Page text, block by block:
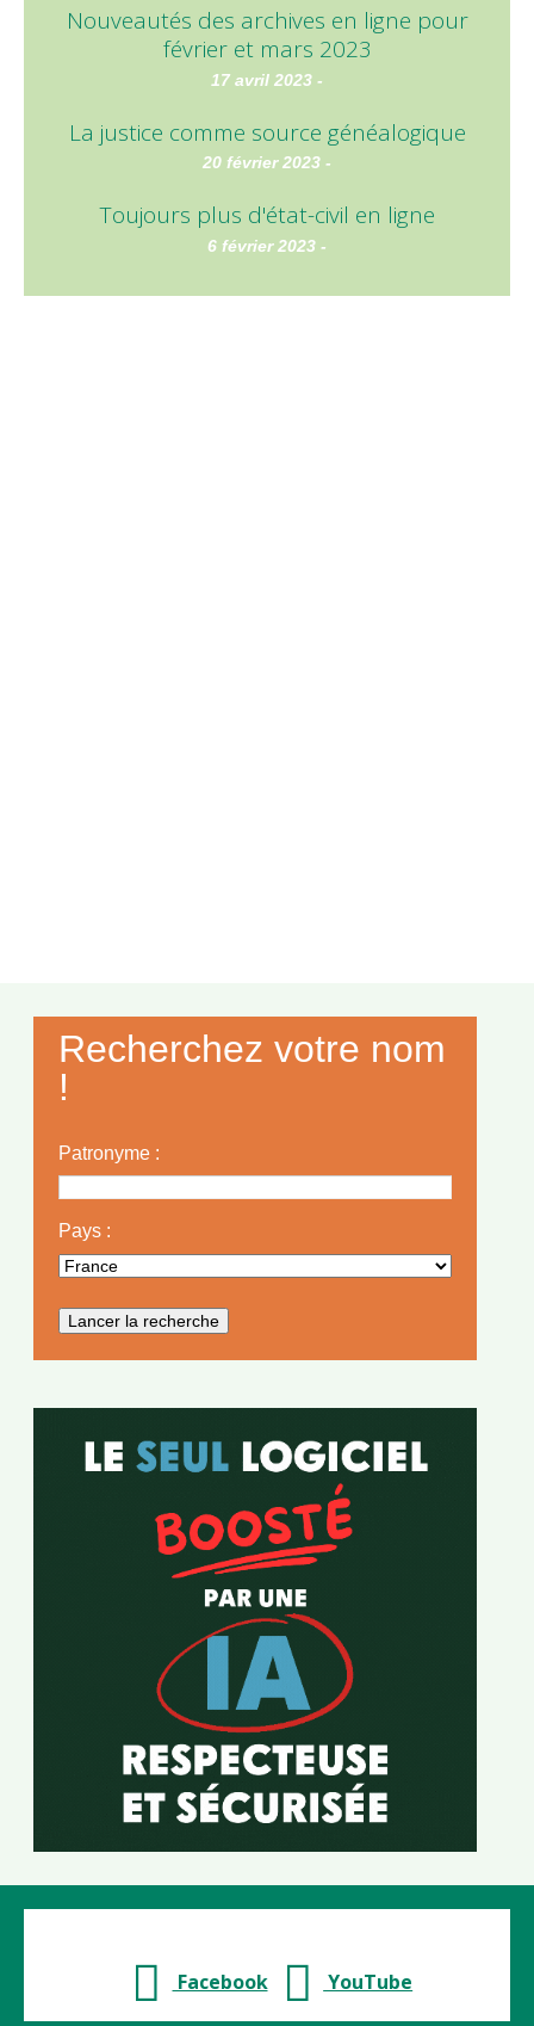
Nouveautés des archives en ligne pour
février et mars 2023
17 avril 2023 -
La justice comme source généalogique
20 février 2023 -
Toujours plus d'état-civil en ligne
6 février 2023 -
Recherchez votre nom
!
Patronyme :
Pays :
Facebook YouTube